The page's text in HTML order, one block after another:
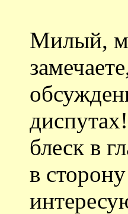
Милый,
блеск в
в